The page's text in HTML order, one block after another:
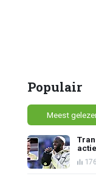
Populair
Meest